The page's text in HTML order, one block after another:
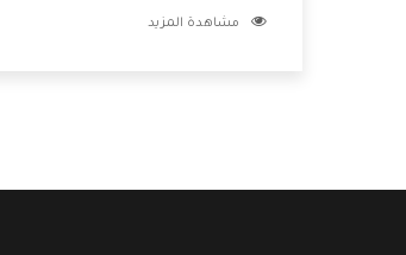
ويستطيع القيام بتصليح جميع المنتجات
مشاهدة المزيد